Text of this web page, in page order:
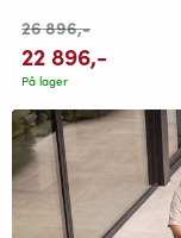
26 896,-
22 896,-
På lager